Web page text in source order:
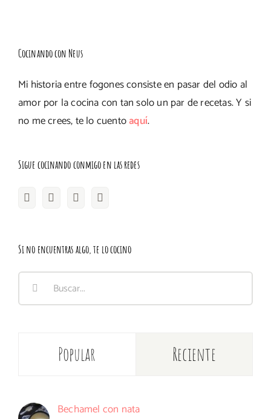
Cocinando con Neus
Mi historia entre fogones consiste en pasar del odio al
amor por la cocina con tan solo un par de recetas. Y si
no me crees, te lo cuentoaquí.
Sigue cocinando conmigo en las redes
Si no encuentras algo, te lo cocino
Buscar:
Popular Reciente
Bechamel con nata